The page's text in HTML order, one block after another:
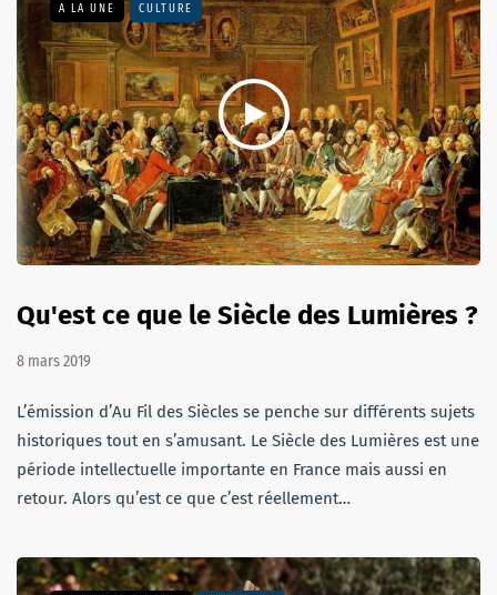
A LA UNE CULTURE
Qu'est ce que le Siècle des Lumières ?
8 mars 2019
L’émission d’Au Fil des Siècles se penche sur différents sujets
historiques tout en s’amusant. Le Siècle des Lumières est une
période intellectuelle importante en France mais aussi en
retour. Alors qu’est ce que c’est réellement…